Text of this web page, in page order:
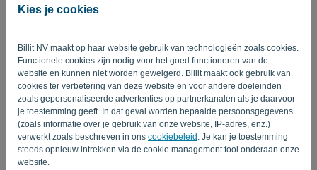
Kies je cookies
Billit NV maakt op haar website gebruik van technologieën zoals cookies.
Functionele cookies zijn nodig voor het goed functioneren van de
website en kunnen niet worden geweigerd. Billit maakt ook gebruik van
cookies ter verbetering van deze website en voor andere doeleinden
zoals gepersonaliseerde advertenties op partnerkanalen als je daarvoor
je toestemming geeft. In dat geval worden bepaalde persoonsgegevens
(zoals informatie over je gebruik van onze website, IP-adres, enz.)
verwerkt zoals beschreven in ons cookiebeleid . Je kan je toestemming
steeds opnieuw intrekken via de cookie management tool onderaan onze
website.
Wachtwoord
Land
Ja, je mag mij productupdates sturen..